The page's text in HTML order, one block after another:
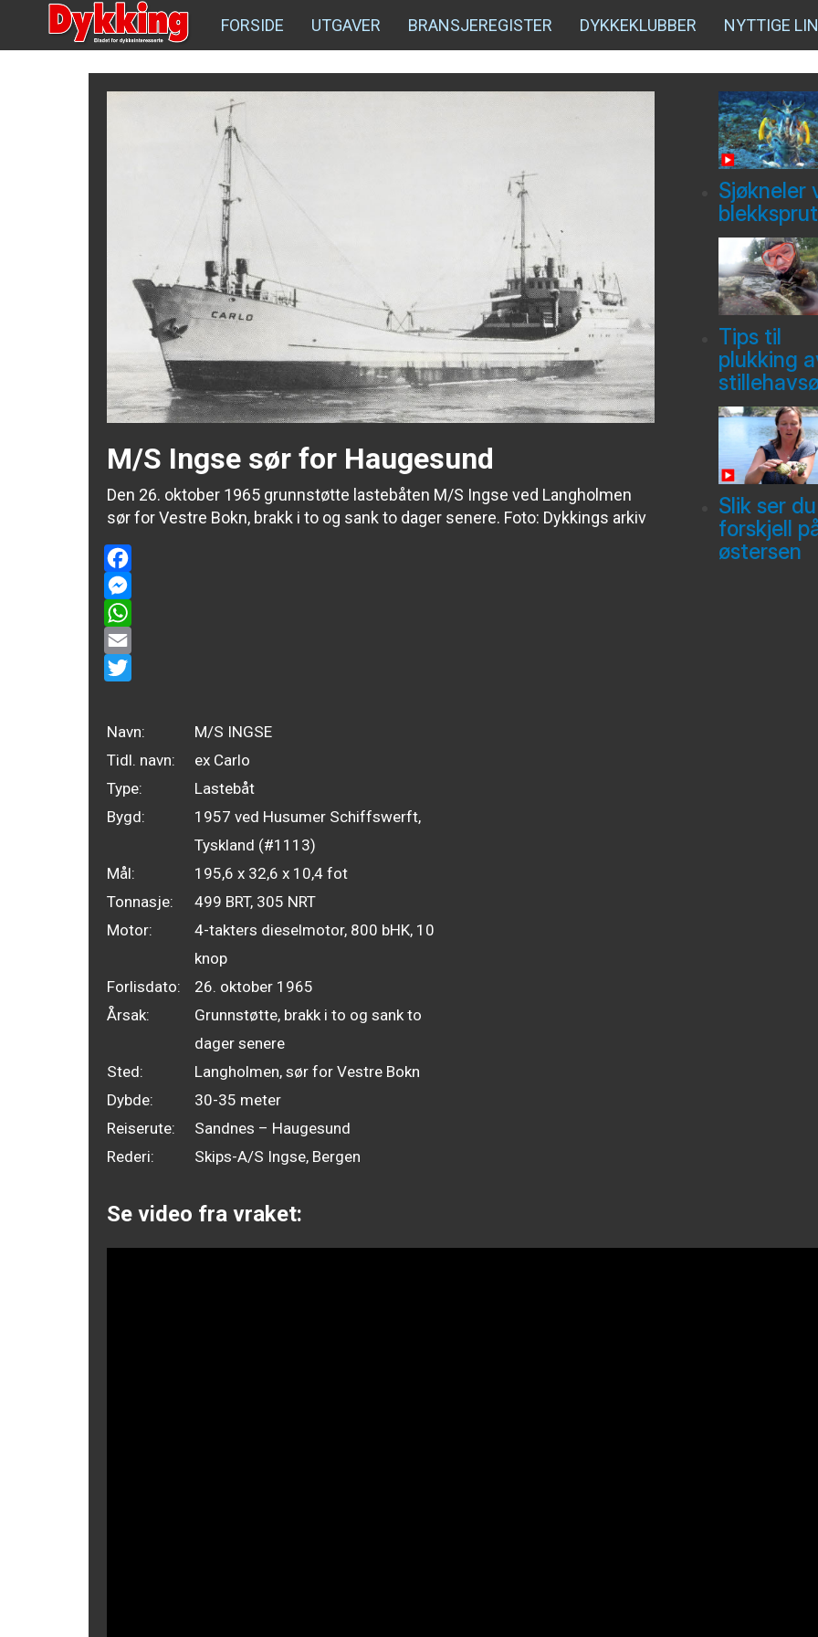
FORSIDE UTGAVER BRANSJEREGISTER DYKKEKLUBBER NYTTIGE
M/S Ingse sør for Haugesund
Den 26. oktober 1965 grunnstøtte lastebåten M/S Ingse ved Langholmen
sør for Vestre Bokn, brakk i to og sank to dager senere. Foto: Dykkings arkiv
Facebook
Messenger
WhatsApp
Email
Sjøkneler
blekksprut
Tips til
plukking
Slik ser du
forskjell
østersen
Navn:
M/S INGSE
Tidl. navn:
ex Carlo
Type:
Lastebåt
Bygd:
1957 ved Husumer Schiffswerft,
Tyskland (#1113)
Mål:
195,6 x 32,6 x 10,4 fot
Tonnasje:
499 BRT, 305 NRT
Motor:
4-takters dieselmotor, 800 bHK, 10
knop
Forlisdato:
26. oktober 1965
Årsak:
Grunnstøtte, brakk i to og sank to
dager senere
Sted:
Langholmen, sør for Vestre Bokn
Dybde:
30-35 meter
Reiserute:
Sandnes – Haugesund
Rederi:
Skips-A/S Ingse, Bergen
Se video fra vraket: